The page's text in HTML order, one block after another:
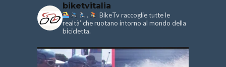
biketvitalia
.
BikeTv raccoglie tutte le
realtà’ che ruotano intorno al mondo della
bicicletta.